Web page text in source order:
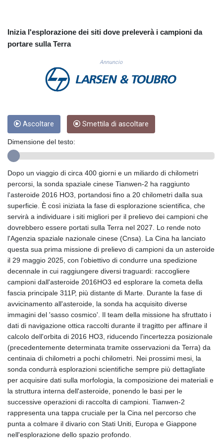
CVE 110.186265
CZK 24.201154
DKK 7.47541
DZD 153.530983
ETB 186.117873
FJD 2.553963
GEL 3.019946
GGP 0.857848
GHS 13.520339
GIP 0.857848
GMD 84.878181
GNF 10128.411837
GTQ 8.795715
GYD 241.227629
HKD 9.058306
HNL 30.907112
HRK 7.534038
HTG 150.767698
HUF 362.223087
IDR 20682.294394
ILS 3.477385
IMP 0.857848
INR 109.932764
IQD 1510.627108
IRR
1587694.361999
ISK 141.792902
JEP 0.857848
JMD 183.243508
JOD 0.818791
JPY 182.181232
KES 149.439303
Inizia l'esplorazione dei siti dove preleverà i campioni da
portare sulla Terra
Annuncio
Ascoltare Smettila di ascoltare
Dimensione del testo:
Dopo un viaggio di circa 400 giorni e un miliardo di chilometri
percorsi, la sonda spaziale cinese Tianwen-2 ha raggiunto
l'asteroide 2016 HO3, portandosi fino a 20 chilometri dalla sua
superficie. È così iniziata la fase di esplorazione scientifica, che
servirà a individuare i siti migliori per il prelievo dei campioni che
dovrebbero essere portati sulla Terra nel 2027. Lo rende noto
l'Agenzia spaziale nazionale cinese (Cnsa). La Cina ha lanciato
questa sua prima missione di prelievo di campioni da un asteroide
il 29 maggio 2025, con l'obiettivo di condurre una spedizione
decennale in cui raggiungere diversi traguardi: raccogliere
campioni dall'asteroide 2016HO3 ed esplorare la cometa della
fascia principale 311P, più distante di Marte. Durante la fase di
avvicinamento all'asteroide, la sonda ha acquisito diverse
immagini del 'sasso cosmico'. Il team della missione ha sfruttato i
dati di navigazione ottica raccolti durante il tragitto per affinare il
calcolo dell'orbita di 2016 HO3, riducendo l'incertezza posizionale
(precedentemente determinata tramite osservazioni da Terra) da
centinaia di chilometri a pochi chilometri. Nei prossimi mesi, la
sonda condurrà esplorazioni scientifiche sempre più dettagliate
per acquisire dati sulla morfologia, la composizione dei materiali e
la struttura interna dell'asteroide, ponendo le basi per le
successive operazioni di raccolta di campioni. Tianwen-2
rappresenta una tappa cruciale per la Cina nel percorso che
punta a colmare il divario con Stati Uniti, Europa e Giappone
nell'esplorazione dello spazio profondo.